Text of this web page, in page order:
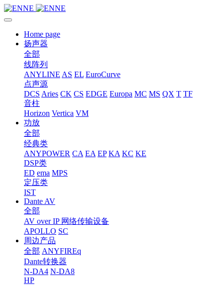
Home page
扬声器
全部
线阵列
ANYLINE AS EL EuroCurve
点声源
DCS Aries CK CS EDGE Europa MC MS QX T TF
音柱
Horizon Vertica VM
功放
全部
经典类
ANYPOWER CA EA EP KA KC KE
DSP类
ED ema MPS
定压类
IST
Dante AV
全部
AV over IP 网络传输设备
APOLLO SC
周边产品
全部 ANYFIREq
Dante转换器
N-DA4 N-DA8
HP